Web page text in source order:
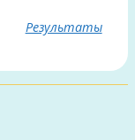
Результаты